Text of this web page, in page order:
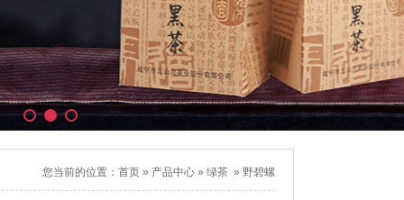
您当前的位置： 首页 » 产品中心 » 绿茶 » 野碧螺